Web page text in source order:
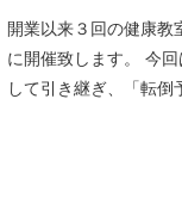
開業以来３回の健康教
に開催致します。 今
して引き継ぎ、「転倒